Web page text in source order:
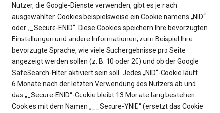
Nutzer, die Google-Dienste verwenden, gibt es je nach
ausgewählten Cookies beispielsweise ein Cookie namens „NID“
oder „_Secure-ENID“. Diese Cookies speichern Ihre bevorzugten
Einstellungen und andere Informationen, zum Beispiel Ihre
bevorzugte Sprache, wie viele Suchergebnisse pro Seite
angezeigt werden sollen (z. B. 10 oder 20) und ob der Google
SafeSearch-Filter aktiviert sein soll. Jedes „NID“-Cookie läuft
6 Monate nach der letzten Verwendung des Nutzers ab und
das „_Secure-ENID“-Cookie bleibt 13 Monate lang bestehen.
Cookies mit dem Namen „__Secure-YNID“ (ersetzt das Cookie